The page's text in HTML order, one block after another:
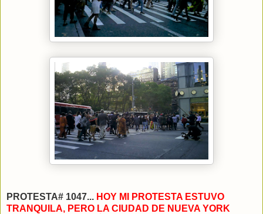
PROTESTA# 1047... HOY MI PROTESTA ESTUVO
TRANQUILA, PERO LA CIUDAD DE NUEVA YORK